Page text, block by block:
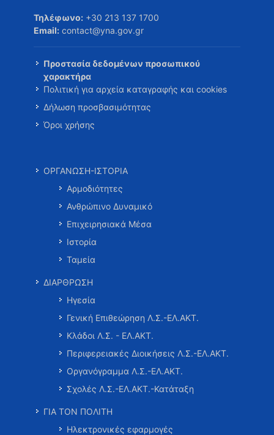
Τηλέφωνο: +30 213 137 1700
Email: contact@yna.gov.gr
Προστασία δεδομένων προσωπικού
χαρακτήρα
Πολιτική για αρχεία καταγραφής και cookies
Δήλωση προσβασιμότητας
Όροι χρήσης
ΟΡΓΑΝΩΣΗ-ΙΣΤΟΡΙΑ
Αρμοδιότητες
Ανθρώπινο Δυναμικό
Επιχειρησιακά Μέσα
Ιστορία
Ταμεία
ΔΙΑΡΘΡΩΣΗ
Ηγεσία
Γενική Επιθεώρηση Λ.Σ.-ΕΛ.ΑΚΤ.
Κλάδοι Λ.Σ. - ΕΛ.ΑΚΤ.
Περιφερειακές Διοικήσεις Λ.Σ.-ΕΛ.ΑΚΤ.
Οργανόγραμμα Λ.Σ.-ΕΛ.ΑΚΤ.
Σχολές Λ.Σ.-ΕΛ.ΑΚΤ.-Κατάταξη
ΓΙΑ ΤΟΝ ΠΟΛΙΤΗ
Ηλεκτρονικές εφαρμογές